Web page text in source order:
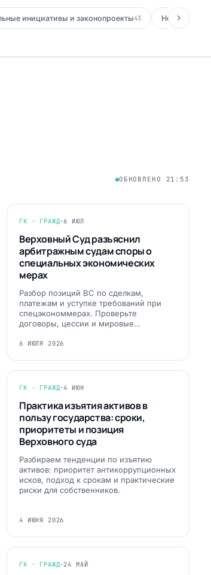
инициативы и законопроекты43 Новости
ОБНОВЛЕНО 21:53
ГК · ГРАЖД·6 ИЮЛ
Верховный Суд разъяснил
арбитражным судам споры о
специальных экономических
мерах
Разбор позиций ВС по сделкам,
платежам и уступке требований при
спецэкономмерах. Проверьте
договоры, цессии и мировые…
6 ИЮЛЯ 2026
ГК · ГРАЖД·4 ИЮН
Практика изъятия активов в
пользу государства: сроки,
приоритеты и позиция
Верховного суда
Разбираем тенденции по изъятию
активов: приоритет антикоррупционных
исков, подход к срокам и практические
риски для собственников.
4 ИЮНЯ 2026
ГК · ГРАЖД· 24 МАЙ